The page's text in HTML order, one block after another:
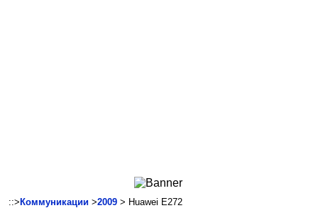
Смартфоны
Коммуникации
::> Коммуникации >2009 > Huawei E272